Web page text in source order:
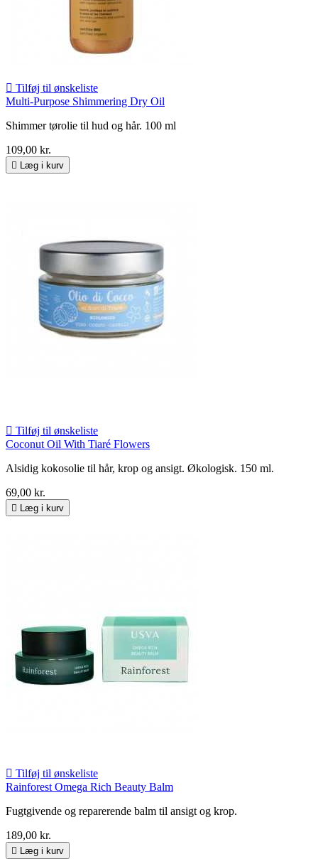
 Tilføj til ønskeliste
Multi-Purpose Shimmering Dry Oil
Shimmer tørolie til hud og hår. 100 ml
109,00 kr.
 Læg i kurv
 Tilføj til ønskeliste
Coconut Oil With Tiaré Flowers
Alsidig kokosolie til hår, krop og ansigt. Økologisk. 150 ml.
69,00 kr.
 Læg i kurv
 Tilføj til ønskeliste
Rainforest Omega Rich Beauty Balm
Fugtgivende og reparerende balm til ansigt og krop.
189,00 kr.
 Læg i kurv